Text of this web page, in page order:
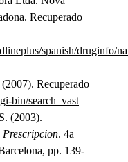
Recuperado
spanish/druginfo/
Recuperado
bin/search_vast
(2003).
Prescripcion. 4a
pp. 139-